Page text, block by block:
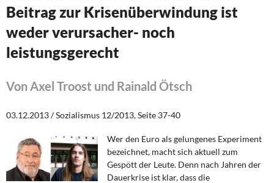
Themen
Leitlinien linker Wirtschafts- und Finanzpolitik
Wirtschaftspolitik
Steuer- und Finanzpolitik
Öffentliche Infrastruktur und Daseinsvorsorge
Eurokrise und Griechenland
Beitrag zur Krisenüberwindung ist
weder verursacher- noch
leistungsgerecht
Von Axel Troost und Rainald Ötsch
03.12.2013 / Sozialismus 12/2013, Seite 37-40
Wer den Euro als gelungenes Experiment
bezeichnet, macht sich aktuell zum
Gespött der Leute. Denn nach Jahren der
Dauerkrise ist klar, dass die